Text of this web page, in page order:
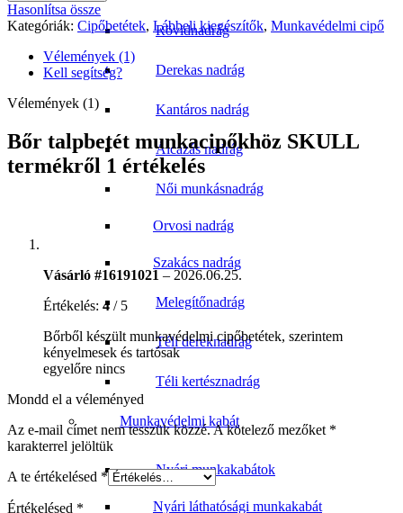
Rövidnadrág
Derekas nadrág
Kantáros nadrág
Álcázás nadrág
Női munkásnadrág
Orvosi nadrág
Szakács nadrág
Melegítőnadrág
Téli dereknadrág
Téli kertésznadrág
Munkavédelmi kabát
Nyári munkakabátok
Nyári láthatósági munkakabát
Hasonlítsa össze
Kategóriák: Cipőbetétek, Lábbeli kiegészítők, Munkavédelmi cipő
Vélemények (1)
Kell segítség?
Vélemények (1)
Bőr talpbetét munkacipőkhöz SKULL
termékről 1 értékelés
Vásárló #16191021 – 2026.06.25.
Értékelés: 4 / 5
Bőrből készült munkavédelmi cipőbetétek, szerintem
kényelmesek és tartósak
egyelőre nincs
Mondd el a véleményed
Az e-mail címet nem tesszük közzé.A kötelező mezőket *
karakterrel jelöltük
A te értékelésed *
Értékelésed *